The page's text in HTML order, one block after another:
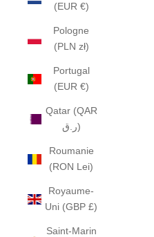
(EUR €)
Pologne
(PLN zł)
Portugal
(EUR €)
Qatar (QAR
ر.ق)
Roumanie
(RON Lei)
Royaume-
Uni (GBP £)
Saint-Marin